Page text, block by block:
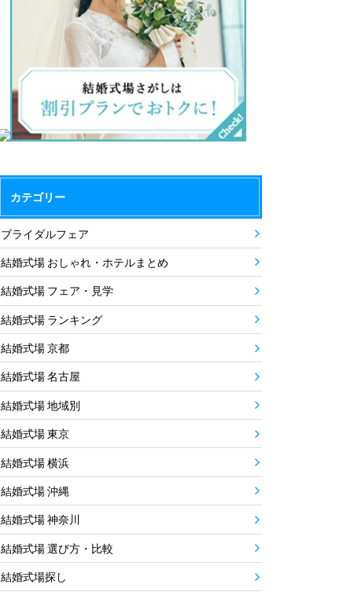
カテゴリー
ブライダルフェア
結婚式場 おしゃれ・ホテルまとめ
結婚式場 フェア・見学
結婚式場 ランキング
結婚式場 京都
結婚式場 名古屋
結婚式場 地域別
結婚式場 東京
結婚式場 横浜
結婚式場 沖縄
結婚式場 神奈川
結婚式場 選び方・比較
結婚式場探し